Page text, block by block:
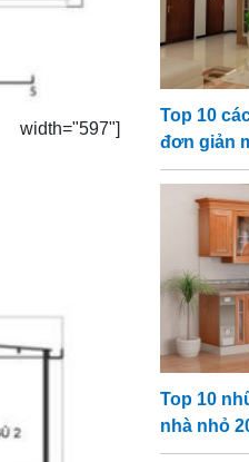
Top 10
đơn giản
Top 10
nhà nhỏ